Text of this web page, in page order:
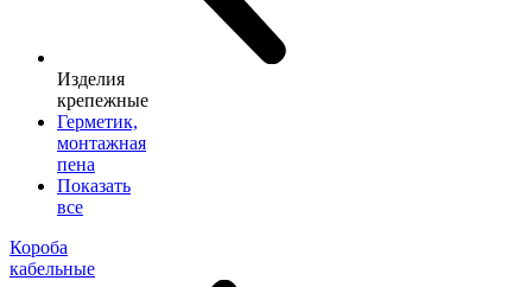
Изделия
крепежные
Герметик,
монтажная
пена
Показать
все
Короба
кабельные